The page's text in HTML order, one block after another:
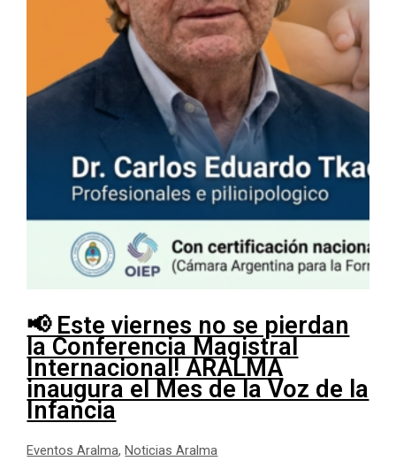
📢 Este viernes no se pierdan
la Conferencia Magistral
Internacional! ARALMA
inaugura el Mes de la Voz de la
Infancia
Eventos Aralma,Noticias Aralma